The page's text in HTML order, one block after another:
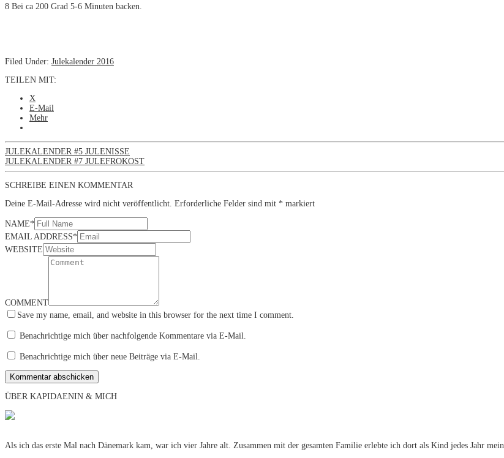
8 Bei ca 200 Grad 5-6 Minuten backen.
Filed Under: Julekalender 2016
TEILEN MIT:
X
E-Mail
Mehr
JULEKALENDER #5 JULENISSE
JULEKALENDER #7 JULEFROKOST
SCHREIBE EINEN KOMMENTAR
Deine E-Mail-Adresse wird nicht veröffentlicht. Erforderliche Felder sind mit * markiert
NAME*
EMAIL ADDRESS*
WEBSITE
COMMENT
Save my name, email, and website in this browser for the next time I comment.
Benachrichtige mich über nachfolgende Kommentare via E-Mail.
Benachrichtige mich über neue Beiträge via E-Mail.
ÜBER KAPIDAENIN & MICH
Als ich das erste Mal nach Dänemark kam, war ich vier Jahre alt. Zusammen mit der gesamten Familie erlebte ich dort als Kind jedes Jahr